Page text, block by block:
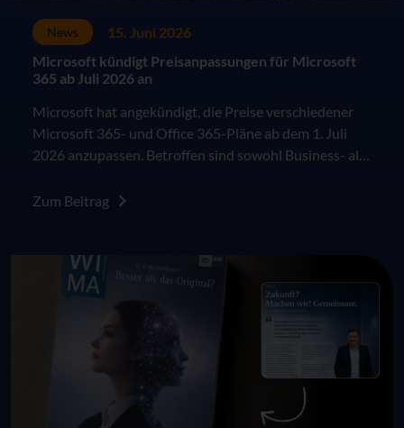
News
15. Juni 2026
Microsoft kündigt Preisanpassungen für Microsoft
365 ab Juli 2026 an
Microsoft hat angekündigt, die Preise verschiedener
Microsoft 365- und Office 365-Pläne ab dem 1. Juli
2026 anzupassen. Betroffen sind sowohl Business- als
Änderungen greifen für Neukunden sowie für
Zum Beitrag